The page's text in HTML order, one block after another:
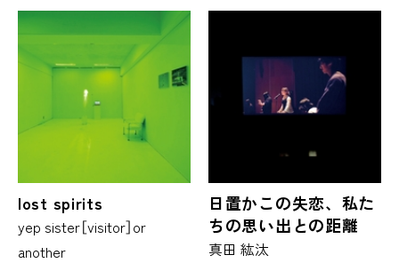
lost spirits
yep sister［visitor］or
another
日置かこの失恋、私た
ちの思い出との距離
真田 紘汰